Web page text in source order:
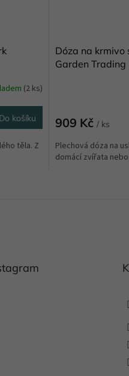
(2 ks)
Do košíku
těla. Z
Dóza na krmivo
Garden Trading
909 Kč/ ks
Plechová dóza na
domácí zvířata